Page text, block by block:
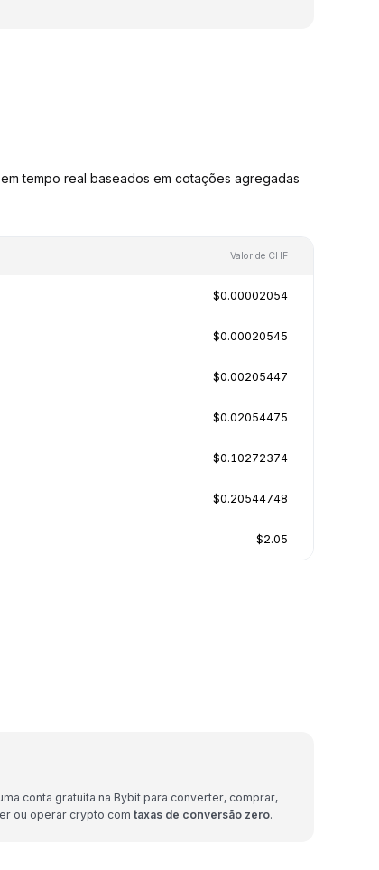
tempo real baseados em cotações agregadas
Valor de CHF
$0.00002054
$0.00020545
$0.00205447
$0.02054475
$0.10272374
$0.20544748
$2.05
conta gratuita na Bybit para converter, comprar,
ou operar crypto com taxas de conversão zero.